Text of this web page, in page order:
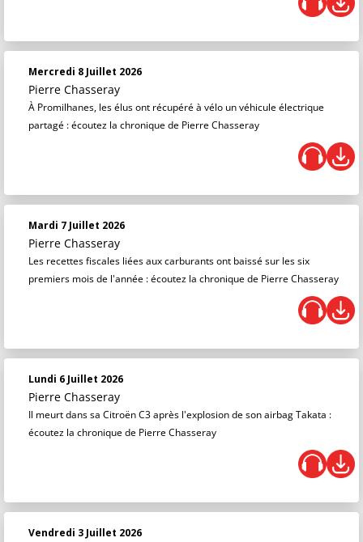
Mercredi 8 Juillet 2026
Pierre Chasseray
À Promilhanes, les élus ont récupéré à vélo un véhicule électrique
partagé : écoutez la chronique de Pierre Chasseray
Mardi 7 Juillet 2026
Pierre Chasseray
Les recettes fiscales liées aux carburants ont baissé sur les six
premiers mois de l'année : écoutez la chronique de Pierre Chasseray
Lundi 6 Juillet 2026
Pierre Chasseray
Il meurt dans sa Citroën C3 après l'explosion de son airbag Takata :
écoutez la chronique de Pierre Chasseray
Vendredi 3 Juillet 2026